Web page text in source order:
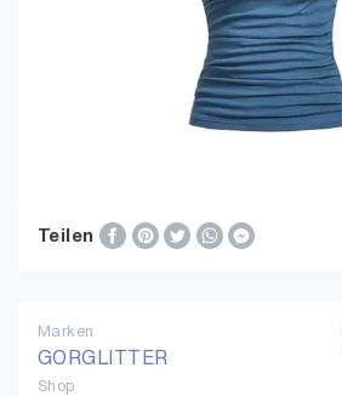
Teilen
Marken
GORGLITTER
Shop